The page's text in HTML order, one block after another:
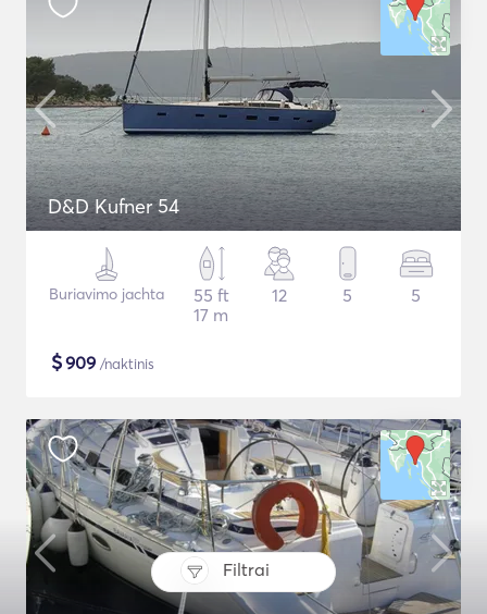
Filtrai
D&D Kufner 54
Buriavimo jachta
55 ft
17 m
12 5 5
$909 /naktinis